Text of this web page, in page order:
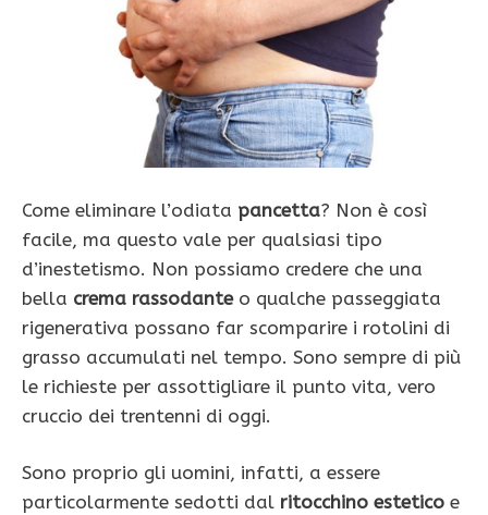
Come eliminare l’odiata pancetta? Non è così
facile, ma questo vale per qualsiasi tipo
d’inestetismo. Non possiamo credere che una
bella crema rassodanteo qualche passeggiata
rigenerativa possano far scomparire i rotolini di
grasso accumulati nel tempo. Sono sempre di più
le richieste per assottigliare il punto vita, vero
cruccio dei trentenni di oggi.
Sono proprio gli uomini, infatti, a essere
particolarmente sedotti dal ritocchino estetico e